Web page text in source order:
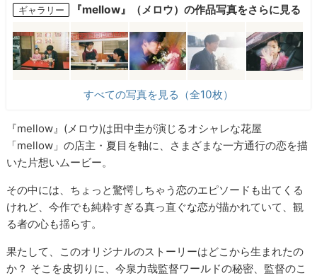
ギャラリー 『mellow』（メロウ）の作品写真をさらに見る
すべての写真を見る（全10枚）
『mellow』(メロウ)は田中圭が演じるオシャレな花屋
「mellow」の店主・夏目を軸に、さまざまな一方通行の恋を描
いた片想いムービー。
その中には、ちょっと驚愕しちゃう恋のエピソードも出てくる
けれど、今作でも純粋すぎる真っ直ぐな恋が描かれていて、観
る者の心も揺らす。
果たして、このオリジナルのストーリーはどこから生まれたの
か？ そこを皮切りに、今泉力哉監督ワールドの秘密、監督のこ